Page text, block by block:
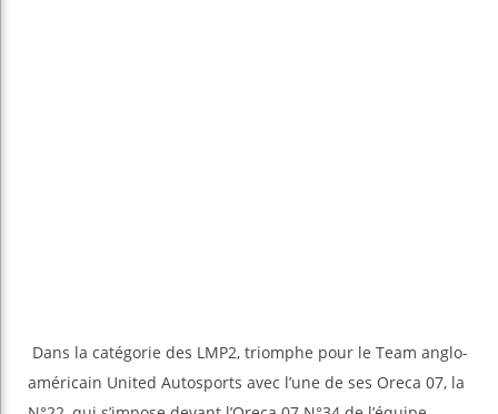
Dans la catégorie des LMP2, triomphe pour le Team anglo-
américain United Autosports avec l’une de ses Oreca 07, la